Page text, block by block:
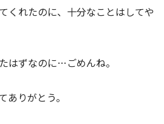
くれたのに、十分なことはしてや
はずなのに…ごめんね。
ありがとう。